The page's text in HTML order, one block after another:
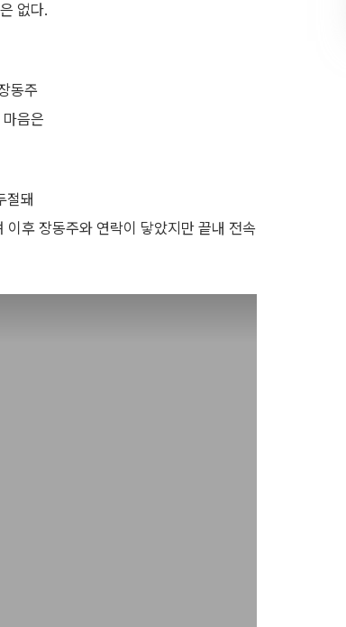
없다.
동주
음은
절돼
후 장동주와 연락이 닿았지만 끝내 전속